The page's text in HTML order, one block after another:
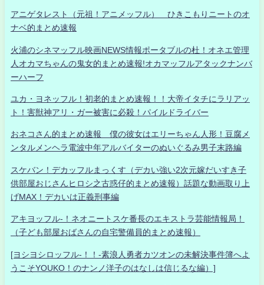
アニゲタレスト（元祖！アニメッフル） ひきこもりニートのオ
ナベ的まとめ速報
火浦のシネマッフル映画NEWS情報ポータブルの杜！オネエ管理
人オカマちゃんの鬼女的まとめ速報!オカマッフルアタックナンバ
ーハーフ
ユカ・ヨネッフル！初老的まとめ速報！！大帝イタチにラリアッ
ト！害獣神アリ・ガー被害に必殺！パイルドライバー
おネコさん的まとめ速報 僕の彼女はエリーちゃん人形！豆腐メ
ンタルメンヘラ電波中年アルバイターのぬいぐるみ男子末路編
スケバン！デカッフルまっくす（デカい強い2次元嫁だいすき子
供部屋おじさんヒロシ之古惑仔的まとめ速報）話題な動画取り上
げMAX！デカいは正義刑事編
アキヨッフル-！ネオニートスケ番長のエキストラ芸能情報局！
（子ども部屋おばさんの自宅警備員的まとめ速報）
[ヨシヨシロッフル-！！-素浪人勇者カツオンの未解決事件簿へよ
うこそYOUKO！のナンノ洋子のはなしは信じるな編）]